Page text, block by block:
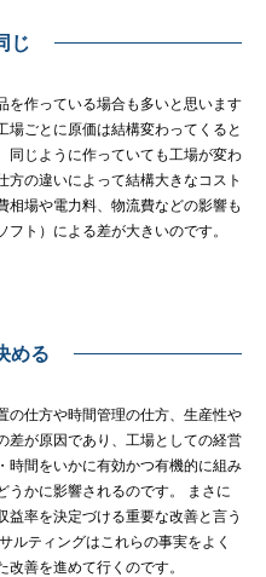
じ
を作っている場合も多いと思います
場ごとに原価は結構変わってくると
同じように作っていても工場が変わ
方の違いによって結構大きなコスト
相場や電力料、物流費などの影響も
ト）による差が大きいのです。
める
の仕方や時間管理の仕方、生産性や
差が原因であり、工場としての経営
時間をいかに有効かつ有機的に組み
うかに影響されるのです。 まさに
率を決定づける重要な改善と言う
ルティングはこれらの事実をよく
善を進めて行くのです。